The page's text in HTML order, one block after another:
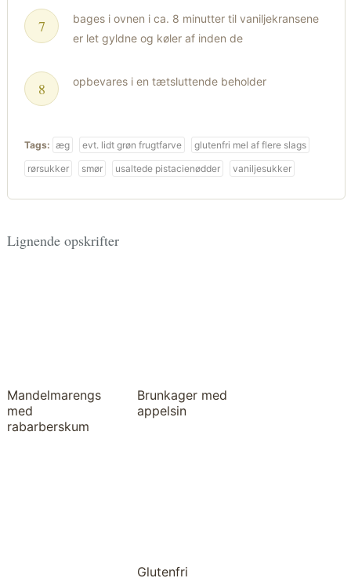
bages i ovnen i ca. 8 minutter til vaniljekransene
er let gyldne og køler af inden de
opbevares i en tætsluttende beholder
Tags: æg evt. lidt grøn frugtfarve
glutenfri mel af flere slags
rørsukker
smør usaltede pistacienødder vaniljesukker
Lignende opskrifter
Mandelmarengs
med
rabarberskum
Brunkager med
appelsin
Glutenfri